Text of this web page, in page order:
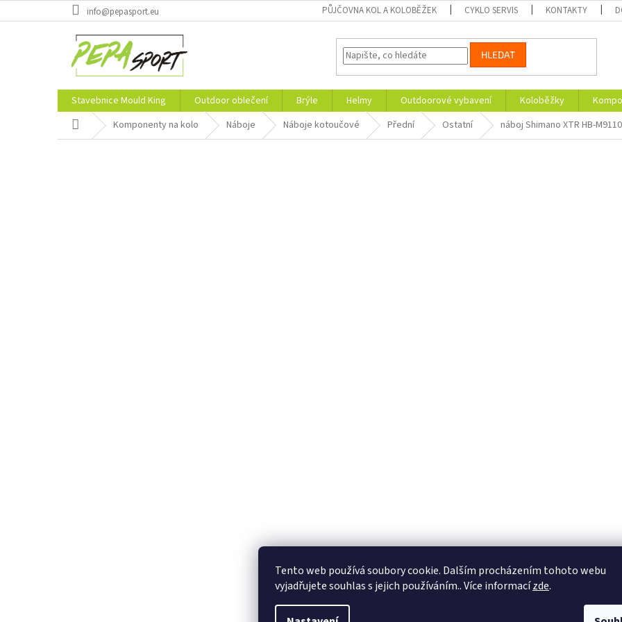
Tento web používá soubory cookie. Dalším procházením tohoto webu
vyjadřujete souhlas s jejich používáním.. Více informacízde.
na
info@pepasport.eu PŮJČOVNA KOL A KOLOBĚŽEK CYKLO SERVIS KONTAKTY
HLEDAT
Stavebnice Mould King Outdoor oblečení Brýle Helmy Outdoorové vybavení Koloběžky
Domů Komponenty na kolo Náboje Náboje kotoučové Přední Ostatní náboj Shimano XTR HB-